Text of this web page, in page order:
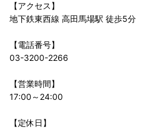
【アクセス】
地下鉄東西線 高田馬場駅 徒歩5分
【電話番号】
03-3200-2266
【営業時間】
17:00～24:00
【定休日】